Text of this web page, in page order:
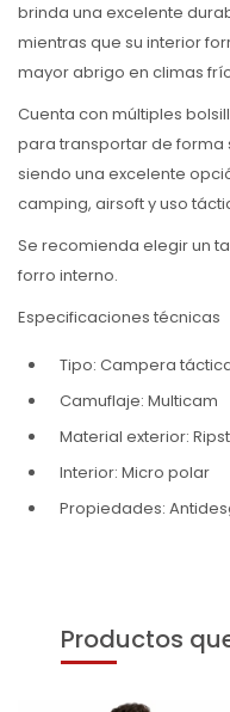
brinda una excelente
mientras que su interior
mayor abrigo en climas
Cuenta con múltiples
para transportar de forma
siendo una excelente
camping, airsoft y uso
Se recomienda elegir un
forro interno.
Especificaciones técnicas
Tipo: Campera
Camuflaje: Multicam
Material exterior:
Interior: Micro polar
Propiedades:
Productos